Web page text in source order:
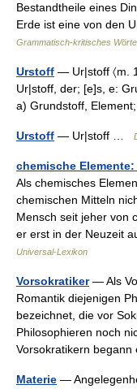
Bestandtheile eines
Erde ist eine von den
Grammatisch-kritisches
Urstoff — Ur|stoff 〈m.
Ur|stoff, der; [e]s, e:
a) Grundstoff,
Urstoff — Ur|stoff …
chemische
Als chemisches
chemischen Mitteln
Mensch seit jeher von
er erst in der Neuzeit
Universal-Lexikon
Vorsokratiker— Als
Romantik diejenigen
bezeichnet, die vor
Philosophieren noch
Vorsokratikern
Materie —